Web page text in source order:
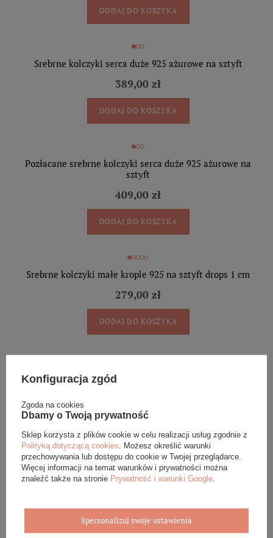
DODAJ DO KOSZYKA
Srebrne kolczyki serca duże 925 ażurowe na sztyft
389,00 zł
DODAJ DO KOSZYKA
Pozłacane srebrne kolczyki serca duże 925 ażurowe na
sztyft
409,00 zł
DODAJ DO KOSZYKA
Srebrne kolczyki małe krople 925 na sztyft drops 1 cm
279,00 zł
DODAJ DO KOSZYKA
Pozłacane srebrne kolczyki średnie krople 925 na sztyft
drops 2,8 cm
DODAJ DO KOSZYKA
Srebrne kolczyki diamentowane róże 925 róża kwiaty na
229,00 zł
Konfiguracja zgód
Zgoda na cookies
Dbamy o Twoją prywatność
Sklep korzysta z plików cookie w celu realizacji usług zgodnie z
Polityką dotyczącą cookies . Możesz określić warunki
przechowywania lub dostępu do cookie w Twojej przeglądarce.
Więcej informacji na temat warunków i prywatności można
znaleźć także na stronie Prywatność i warunki Google
Spersonalizuj swoje ustawienia